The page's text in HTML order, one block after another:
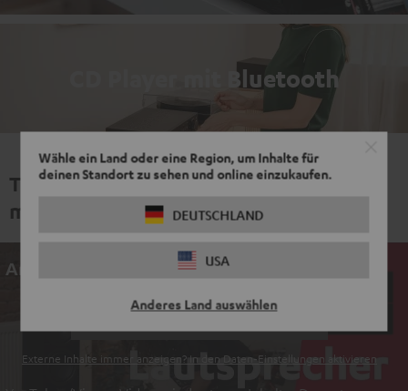
Wähle ein Land oder eine Region, um Inhalte für
deinen Standort zu sehen und online einzukaufen.
DEUTSCHLAND
USA
Anderes Land auswählen
CD Player mit Bluetooth
Teufel Tutorials - nützliche Tipps und
mehr.
An dieser Stelle befindet sich ein Video
Externe Inhalte immer anzeigen? In den Daten‑Einstellungen aktivieren